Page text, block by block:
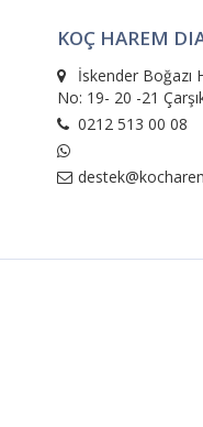
KOÇ HAREM
İskender Boğazı
No: 19- 20 -21
0212 513 00 08